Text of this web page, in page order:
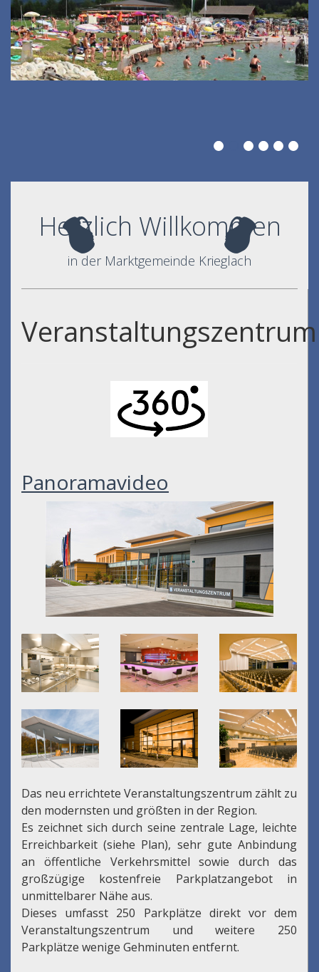
Herzlich Willkommen
in der Marktgemeinde Krieglach
Veranstaltungszentrum
Panoramavideo
Das neu errichtete Veranstaltungszentrum zählt zu
den modernsten und größten in der Region.
Es zeichnet sich durch seine zentrale Lage, leichte
Erreichbarkeit (siehe Plan), sehr gute Anbindung
an öffentliche Verkehrsmittel sowie durch das
großzügige kostenfreie Parkplatzangebot in
unmittelbarer Nähe aus.
Dieses umfasst 250 Parkplätze direkt vor dem
Veranstaltungszentrum und weitere 250
Parkplätze wenige Gehminuten entfernt.